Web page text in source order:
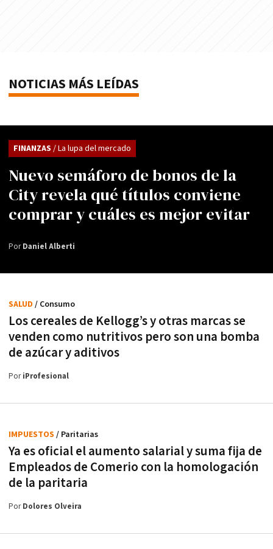
NOTICIAS MÁS LEÍDAS
Nuevo semáforo de bonos de la
City revela qué títulos conviene
comprar y cuáles es mejor evitar
FINANZAS / La lupa del mercado
PorDaniel Alberti
Los cereales de Kellogg’s y otras marcas se
venden como nutritivos pero son una bomba
de azúcar y aditivos
SALUD / Consumo
PoriProfesional
Ya es oficial el aumento salarial y suma fija de
Empleados de Comerio con la homologación
de la paritaria
IMPUESTOS / Paritarias
PorDolores Olveira